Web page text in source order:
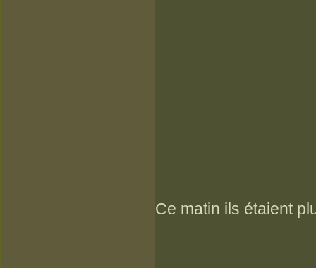
Ce matin ils étaient